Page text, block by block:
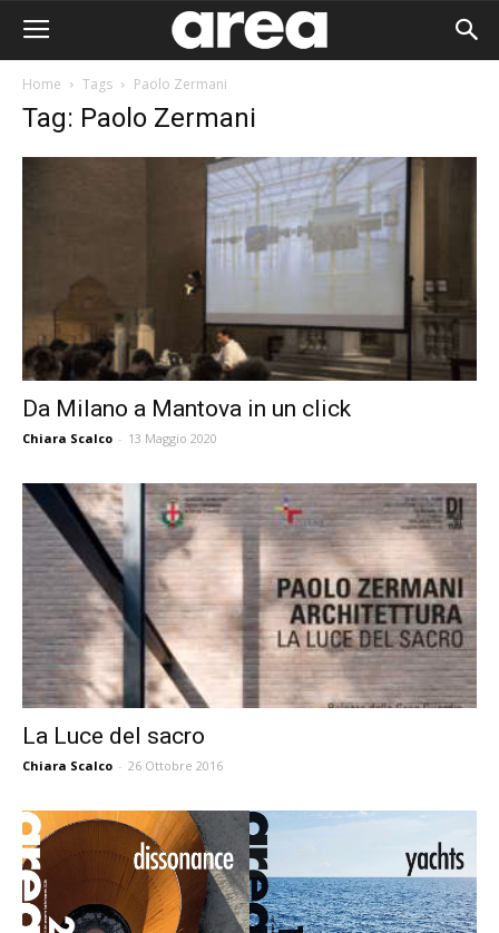
Home Tags Paolo Zermani
Tag: Paolo Zermani
Da Milano a Mantova in un click
Chiara Scalco - 13 Maggio 2020
La Luce del sacro
Chiara Scalco - 26 Ottobre 2016